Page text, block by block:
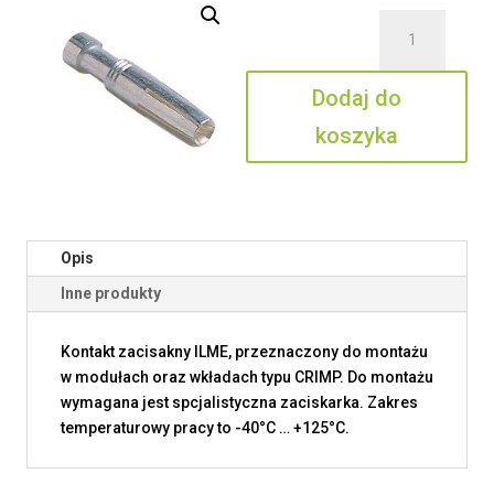
CCFS
0.3
Dodaj do
koszyka
Opis
Inne produkty
Kontakt zacisakny ILME, przeznaczony do montażu
w modułach oraz wkładach typu CRIMP. Do montażu
wymagana jest spcjalistyczna zaciskarka. Zakres
temperaturowy pracy to -40°C … +125°C.